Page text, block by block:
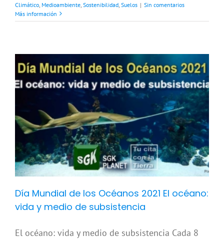
Climático Medioambiente Sostenibilidad Suelos | Sin comentarios
Más información
Día Mundial de los Océanos 2021 El océano:
vida y medio de subsistencia
El océano: vida y medio de subsistencia Cada 8